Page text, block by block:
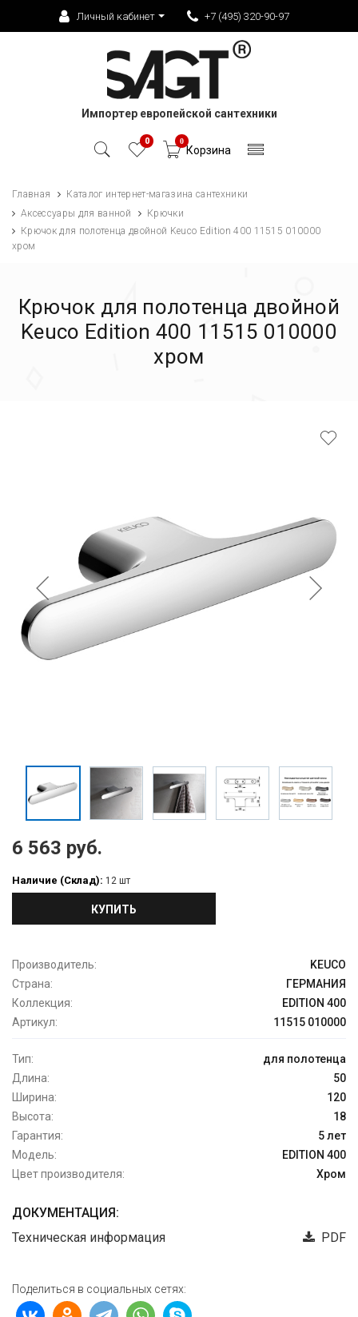
Личный кабинет +7 (495) 320-90-97
Импортер европейской сантехники
0 0
Корзина
Главная
Каталог интернет-магазина сантехники
Аксессуары для ванной
Крючки
Крючок для полотенца двойной Keuco Edition 400 11515 010000
хром
Крючок для полотенца двойной
Keuco Edition 400 11515 010000
хром
6 563 руб.
Наличие (Склад): 12 шт
КУПИТЬ
Производитель:
KEUCO
Страна:
ГЕРМАНИЯ
Коллекция:
EDITION 400
Артикул:
11515 010000
Тип:
для полотенца
Длина:
50
Ширина:
120
Высота:
18
Гарантия:
5 лет
Модель:
EDITION 400
Цвет производителя:
Хром
ДОКУМЕНТАЦИЯ:
Техническая информация
PDF
Поделиться в социальных сетях: